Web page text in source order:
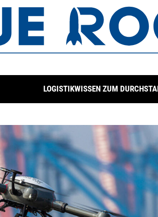
LOGISTIKWISSEN ZUM